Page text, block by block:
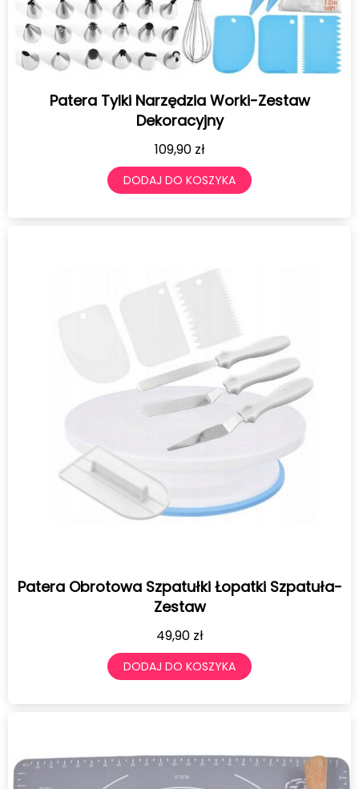
Patera Tylki Narzędzia Worki-Zestaw
Dekoracyjny
109,90 zł
DODAJ DO KOSZYKA
Patera Obrotowa Szpatułki Łopatki Szpatuła-
Zestaw
49,90 zł
DODAJ DO KOSZYKA